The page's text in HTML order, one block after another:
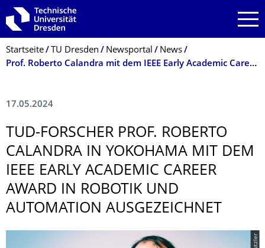
Zur Hauptnavigation springen
Zur Suche springen
Zum Inhalt springen
Breadcrumb-Menü
Startseite TU Dresden Newsportal
News
Prof. Roberto Calandra mit dem IEEE Early Academic Career Award ausgezeichnet
17.05.2024
TUD-FORSCHER PROF. ROBERTO
CALANDRA IN YOKOHAMA MIT DEM
IEEE EARLY ACADEMIC CAREER
AWARD IN ROBOTIK UND
AUTOMATION AUSGEZEICHNET